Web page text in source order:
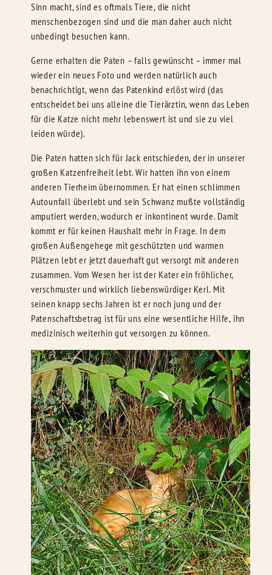
Sinn macht, sind es oftmals Tiere, die nicht
menschenbezogen sind und die man daher auch nicht
unbedingt besuchen kann.
Gerne erhalten die Paten – falls gewünscht – immer mal
wieder ein neues Foto und werden natürlich auch
benachrichtigt, wenn das Patenkind erlöst wird (das
entscheidet bei uns alleine die Tierärztin, wenn das Leben
für die Katze nicht mehr lebenswert ist und sie zu viel
leiden würde).
Die Paten hatten sich für Jack entschieden, der in unserer
großen Katzenfreiheit lebt. Wir hatten ihn von einem
anderen Tierheim übernommen. Er hat einen schlimmen
Autounfall überlebt und sein Schwanz mußte vollständig
amputiert werden, wodurch er inkontinent wurde. Damit
kommt er für keinen Haushalt mehr in Frage. In dem
großen Außengehege mit geschützten und warmen
Plätzen lebt er jetzt dauerhaft gut versorgt mit anderen
zusammen. Vom Wesen her ist der Kater ein fröhlicher,
verschmuster und wirklich liebenswürdiger Kerl. Mit
seinen knapp sechs Jahren ist er noch jung und der
Patenschaftsbetrag ist für uns eine wesentliche Hilfe, ihn
medizinisch weiterhin gut versorgen zu können.